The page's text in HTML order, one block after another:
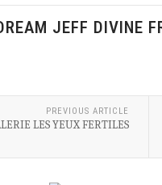
JEFF DIVINE
PREVIOUS ARTICLE
LES YEUX FERTILES